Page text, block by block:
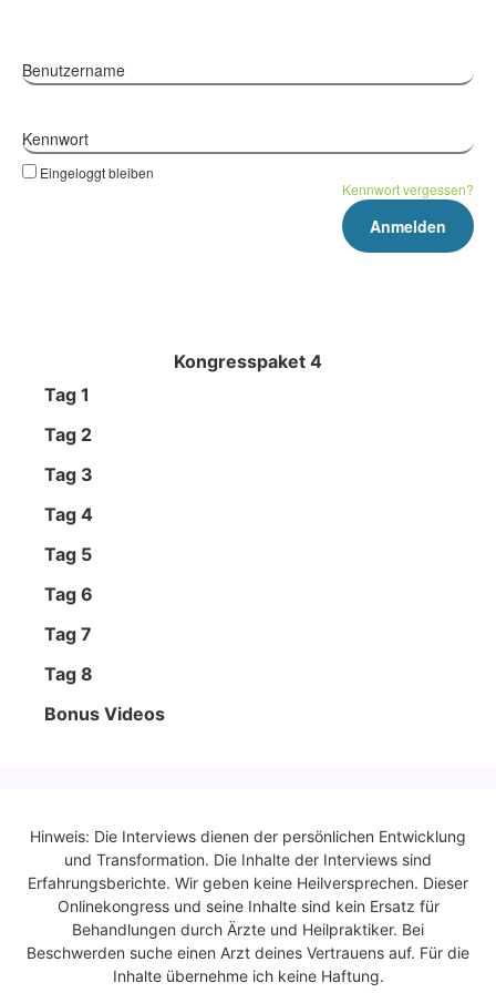
Kongresspaket 4
Tag 1
Tag 2
Tag 3
Tag 4
Tag 5
Tag 6
Tag 7
Tag 8
Bonus Vide­os
Benutzername
Kennwort
Eingeloggt bleiben
Kennwort vergessen?
Hinweis: Die Interviews dienen der persönlichen Entwicklung
und Transformation. Die Inhalte der Interviews sind
Erfahrungsberichte. Wir geben keine Heilversprechen. Dieser
Onlinekongress und seine Inhalte sind kein Ersatz für
Behandlungen durch Ärzte und Heilpraktiker. Bei
Beschwerden suche einen Arzt deines Vertrauens auf. Für die
Inhalte übernehme ich keine Haftung.